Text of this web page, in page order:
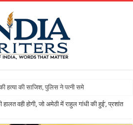
हालत वही होगी, जो अमेठी में राहुल गांधी की हुई’, प्रशांत